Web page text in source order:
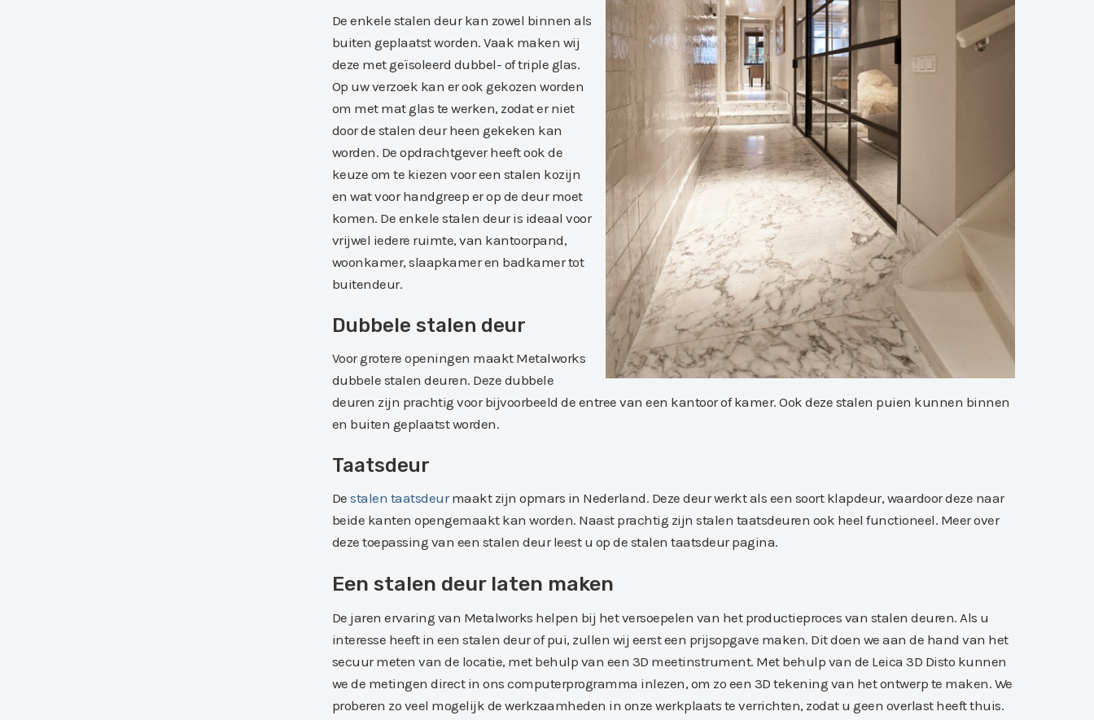
De enkele stalen deur kan zowel binnen als
buiten geplaatst worden. Vaak maken wij
deze met geïsoleerd dubbel- of triple glas.
Op uw verzoek kan er ook gekozen worden
om met mat glas te werken, zodat er niet
door de stalen deur heen gekeken kan
worden. De opdrachtgever heeft ook de
keuze om te kiezen voor een stalen kozijn
en wat voor handgreep er op de deur moet
komen. De enkele stalen deur is ideaal voor
vrijwel iedere ruimte, van kantoorpand,
woonkamer, slaapkamer en badkamer tot
buitendeur.
Dubbele stalen deur
Voor grotere openingen maakt Metalworks
dubbele stalen deuren. Deze dubbele
deuren zijn prachtig voor bijvoorbeeld de entree van een kantoor of kamer. Ook deze stalen puien kunnen binnen
en buiten geplaatst worden.
Taatsdeur
De stalen taatsdeurmaakt zijn opmars in Nederland. Deze deur werkt als een soort klapdeur, waardoor deze naar
beide kanten opengemaakt kan worden. Naast prachtig zijn stalen taatsdeuren ook heel functioneel. Meer over
deze toepassing van een stalen deur leest u op de stalen taatsdeur pagina.
Een stalen deur laten maken
De jaren ervaring van Metalworks helpen bij het versoepelen van het productieproces van stalen deuren. Als u
interesse heeft in een stalen deur of pui, zullen wij eerst een prijsopgave maken. Dit doen we aan de hand van het
secuur meten van de locatie, met behulp van een 3D meetinstrument. Met behulp van de Leica 3D Disto kunnen
we de metingen direct in ons computerprogramma inlezen, om zo een 3D tekening van het ontwerp te maken. We
proberen zo veel mogelijk de werkzaamheden in onze werkplaats te verrichten, zodat u geen overlast heeft thuis.